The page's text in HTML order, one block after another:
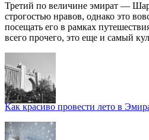
Третий по величине эмират —
строгостью нравов, однако это
посещать его в рамках
всего прочего, это еще и самый
Как красиво провести лето в